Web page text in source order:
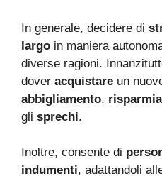
In generale, decidere di
largo in maniera
diverse ragioni.
dover acquistare un
abbigliamento,
gli sprechi.
Inoltre, consente di
indumenti, adattandoli